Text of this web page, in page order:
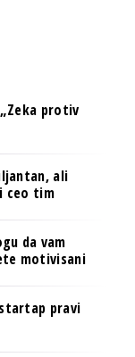
protiv
ali
ceo tim
da vam
motivisani
pravi